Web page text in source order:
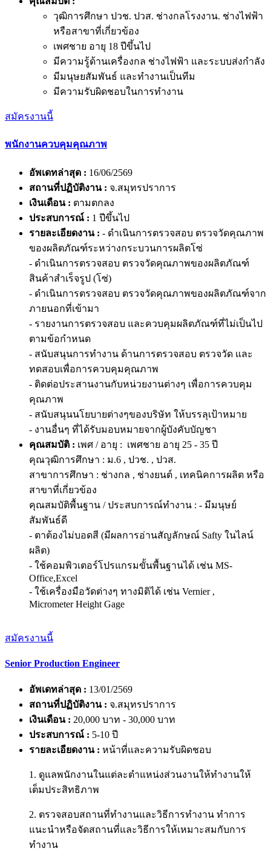
วุฒิการศึกษา ปวช. ปวส. ช่างกลโรงงาน. ช่างไฟฟ้า
หรือสาขาที่เกี่ยวข้อง
เพศชาย อายุ 18 ปีขึ้นไป
มีความรู้ด้านเครื่องกล ช่างไฟฟ้า และระบบส่งกำลัง
มีมนุษยสัมพันธ์ และทำงานเป็นทีม
มีความรับผิดชอบในการทำงาน
สมัครงานนี้
พนักงานควบคุมคุณภาพ
อัพเดทล่าสุด : 16/06/2569
สถานที่ปฏิบัติงาน : จ.สมุทรปราการ
เงินเดือน : ตามตกลง
ประสบการณ์ : 1 ปีขึ้นไป
รายละเอียดงาน : - ดำเนินการตรวจสอบ ตรวจวัดคุณภาพ
ของผลิตภัณฑ์ระหว่างกระบวนการผลิตโซ่
- ดำเนินการตรวจสอบ ตรวจวัดคุณภาพของผลิตภัณฑ์
สินค้าสำเร็จรูป (โซ่)
- ดำเนินการตรวจสอบ ตรวจวัดคุณภาพของผลิตภัณฑ์จาก
ภายนอกที่เข้ามา
- รายงานการตรวจสอบ และควบคุมผลิตภัณฑ์ที่ไม่เป็นไป
ตามข้อกำหนด
- สนับสนุนการทำงาน ด้านการตรวจสอบ ตรวจวัด และ
ทดสอบเพื่อการควบคุมคุณภาพ
- ติดต่อประสานงานกับหน่วยงานต่างๆ เพื่อการควบคุม
คุณภาพ
- สนับสนุนนโยบายต่างๆของบริษัท ให้บรรลุเป้าหมาย
- งานอื่นๆ ที่ได้รับมอบหมายจากผู้บังคับบัญชา
คุณสมบัติ : เพศ / อายุ : เพศชาย อายุ 25 - 35 ปี
คุณวุฒิการศึกษา : ม.6 , ปวช. , ปวส.
สาขาการศึกษา : ช่างกล , ช่างยนต์ , เทคนิคการผลิต หรือ
สาขาที่เกี่ยวข้อง
คุณสมบัติพื้นฐาน / ประสบการณ์ทำงาน : - มีมนุษย์
สัมพันธ์ดี
- ตาต้องไม่บอดสี (มีผลการอ่านสัญลักษณ์ Safty ในไลน์
ผลิต)
- ใช้คอมพิวเตอร์โปรแกรมขั้นพื้นฐานได้ เช่น MS-
Office,Excel
- ใช้เครื่องมือวัดต่างๆ ทางมิติได้ เช่น Vernier ,
Micrometer Height Gage
สมัครงานนี้
Senior Production Engineer
อัพเดทล่าสุด : 13/01/2569
สถานที่ปฏิบัติงาน : จ.สมุทรปราการ
เงินเดือน : 20,000 บาท - 30,000 บาท
ประสบการณ์ : 5-10 ปี
รายละเอียดงาน : หน้าที่และความรับผิดชอบ
1. ดูแลพนักงานในแต่ละตำแหน่งส่วนงานให้ทำงานให้
เต็มประสิทธิภาพ
2. ตรวจสอบสถานที่ทำงานและวิธีการทำงาน ทำการ
แนะนำหรือจัดสถานที่และวิธีการให้เหมาะสมกับการ
ทำงาน